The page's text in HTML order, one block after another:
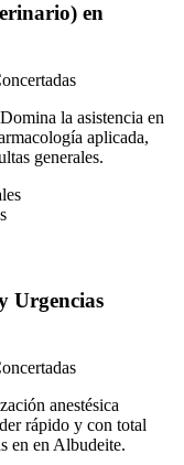
en
la asistencia en
aplicada,
generales.
Urgencias
anestésica
rápido y con total
en en Albudeite.